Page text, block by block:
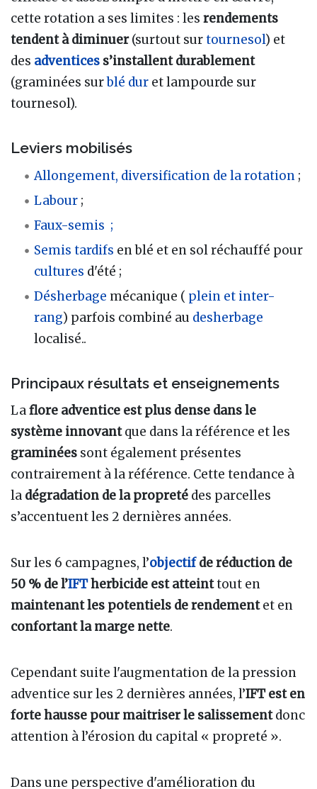
cette rotation a ses limites : les rendements
tendent à diminuer(surtout surtournesol) et
des adventices s’installent durablement
(graminées surblé dur et lampourde sur
tournesol).
Leviers mobilisés
Allongement, diversification de la rotation ;
Labour ;
Faux-semis ;
Semis tardifs en blé et en sol réchauffé pour
cultures d'été ;
Désherbage mécanique ( plein et inter-
rang) parfois combiné au desherbage
localisé..
Principaux résultats et enseignements
Laflore adventice est plus dense dans le
système innovantque dans la référence et les
graminées sont également présentes
contrairement à la référence. Cette tendance à
la dégradation de la propreté des parcelles
s’accentuent les 2 dernières années.
Sur les 6 campagnes, l’objectifde réduction de
50 % de l’IFTherbicide est atteinttout en
maintenant les potentiels de rendementet en
confortant la marge nette.
Cependant suite l'augmentation de la pression
adventice sur les 2 dernières années, l’IFT est en
forte hausse pour maitriser le salissementdonc
attention à l’érosion du capital « propreté ».
Dans une perspective d'amélioration du